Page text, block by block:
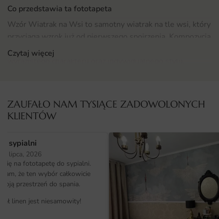
Co przedstawia ta fototapeta
Wzór Wiatrak na Wsi to samotny wiatrak na tle wsi, który
przyciąga wzrok już od pierwszego spojrzenia. Kompozycja
oddaje historyczny klimat i sprawia, że przestrzeń nabiera
estetyką a funkcją. Wyrazista wiejski charakter dobrze
komponuje się z różnorodnymi stylami aranżacyjnymi.
Gdzie sprawdzi się fototapeta Wiatrak na Wsi
Projekt znakomicie odnajdzie się w wielu
pomieszczeniach. Najczęściej wybierany jest do strefy
reprezentacyjnej, gdzie wprowadza nastrój i podkreśla
styl gospodarzy. Sprawdzi się jako akcent za sofą, łóżkiem
lub biurkiem.
Czytaj więcej
ZAUFAŁO NAM TYSIĄCE ZADOWOLONYCH
KLIENTÓW
sypialni
lipca, 2026
się na fototapetę do sypialni.
że ten wybór całkowicie
przestrzeń do spania.
linen jest niesamowity!